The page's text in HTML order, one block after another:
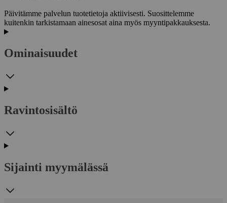
Päivitämme palvelun tuotetietoja aktiivisesti. Suosittelemme
kuitenkin tarkistamaan ainesosat aina myös myyntipakkauksesta.
Ominaisuudet
Ravintosisältö
Sijainti myymälässä